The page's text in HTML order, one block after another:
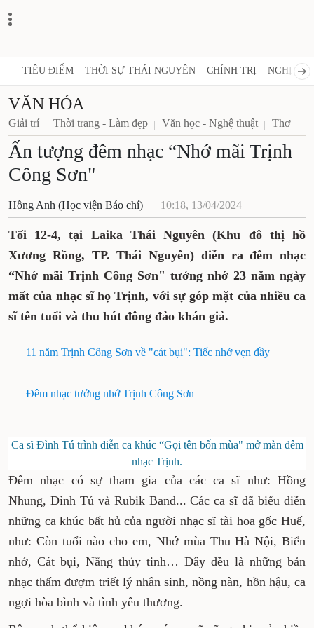
TIÊU ĐIỂM THỜI SỰ THÁI NGUYÊN CHÍNH TRỊ NGHỊ
VĂN HÓA
Giải trí Thời trang - Làm đẹp Văn học - Nghệ thuật Thơ
Ấn tượng đêm nhạc “Nhớ mãi Trịnh
Công Sơn"
Hồng Anh (Học viện Báo chí) 10:18, 13/04/2024
Tối 12-4, tại Laika Thái Nguyên (Khu đô thị hồ
Xương Rồng, TP. Thái Nguyên) diễn ra đêm nhạc
“Nhớ mãi Trịnh Công Sơn" tưởng nhớ 23 năm ngày
mất của nhạc sĩ họ Trịnh, với sự góp mặt của nhiều ca
sĩ tên tuổi và thu hút đông đảo khán giả.
11 năm Trịnh Công Sơn về "cát bụi": Tiếc nhớ vẹn đầy
Đêm nhạc tưởng nhớ Trịnh Công Sơn
Ca sĩ Đình Tú trình diễn ca khúc “Gọi tên bốn mùa" mở màn đêm
nhạc Trịnh.
Đêm nhạc có sự tham gia của các ca sĩ như: Hồng
Nhung, Đình Tú và Rubik Band... Các ca sĩ đã biểu diễn
những ca khúc bất hủ của người nhạc sĩ tài hoa gốc Huế,
như: Còn tuổi nào cho em, Nhớ mùa Thu Hà Nội, Biển
nhớ, Cát bụi, Nắng thủy tinh… Đây đều là những bản
nhạc thấm đượm triết lý nhân sinh, nồng nàn, hồn hậu, ca
ngợi hòa bình và tình yêu thương.